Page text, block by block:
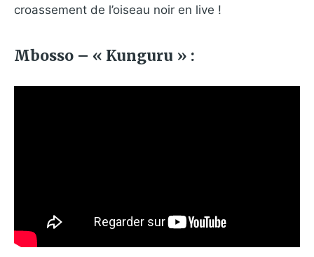
croassement de l’oiseau noir en live !
Mbosso – « Kunguru » :